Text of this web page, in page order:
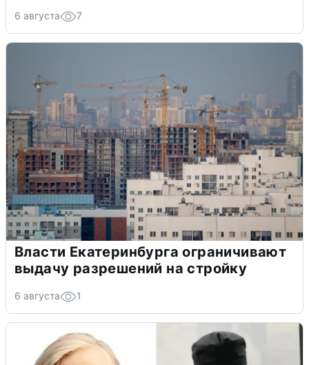
6 августа 7
Власти Екатеринбурга ограничивают
выдачу разрешений на стройку
6 августа 1